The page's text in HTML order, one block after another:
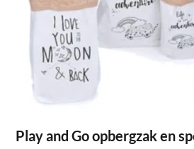
Play and Go opbergzak en